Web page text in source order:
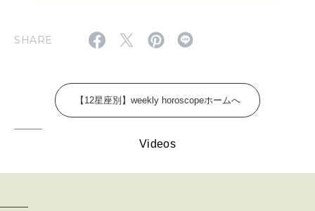
2026年5月号「“大好き”に出会いに。韓国」
2026年4月号「未来をつくる、学びの教科書。」
2026年3月号「スイーツ予想図 2026」
2026年2月号「良運を掴む 新・開運術。」
FOLLOW US!
SHARE
【12星座別】weekly horoscopeホームへ
Videos